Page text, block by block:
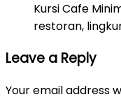
Kursi Cafe
restoran,
Leave a Reply
Your email address